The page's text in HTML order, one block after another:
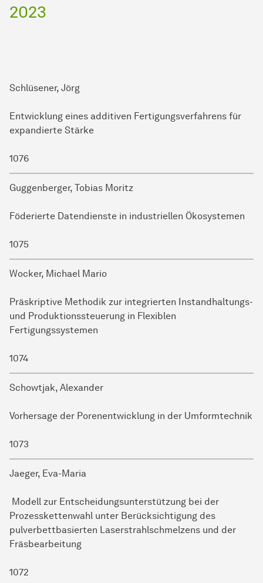
2023
Schlüsener, Jörg
Entwicklung eines additiven Fertigungsverfahrens für
expandierte Stärke
1076
Guggenberger, Tobias Moritz
Föderierte Datendienste in industriellen Ökosystemen
1075
Wocker, Michael Mario
Präskriptive Methodik zur integrierten Instandhaltungs-
und Produktionssteuerung in Flexiblen
Fertigungssystemen
1074
Schowtjak, Alexander
Vorhersage der Porenentwicklung in der Umformtechnik
1073
Jaeger, Eva-Maria
Modell zur Entscheidungsunterstützung bei der
Prozesskettenwahl unter Berücksichtigung des
pulverbettbasierten Laserstrahlschmelzens und der
Fräsbearbeitung
1072